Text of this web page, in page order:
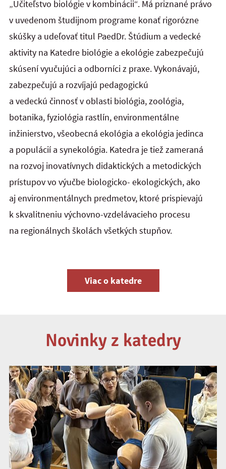
„Učiteľstvo biológie v kombinácii“. Má priznané právo
v uvedenom študijnom programe konať rigorózne
skúšky a udeľovať titul PaedDr. Štúdium a vedecké
aktivity na Katedre biológie a ekológie zabezpečujú
skúsení vyučujúci a odborníci z praxe. Vykonávajú,
zabezpečujú a rozvíjajú pedagogickú
a vedeckú činnosť v oblasti biológia, zoológia,
botanika, fyziológia rastlín, environmentálne
inžinierstvo, všeobecná ekológia a ekológia jedinca
a populácií a synekológia. Katedra je tiež zameraná
na rozvoj inovatívnych didaktických a metodických
prístupov vo výučbe biologicko- ekologických, ako
aj environmentálnych predmetov, ktoré prispievajú
k skvalitneniu výchovno-vzdelávacieho procesu
na regionálnych školách všetkých stupňov.
Viac o katedre
Novinky z katedry